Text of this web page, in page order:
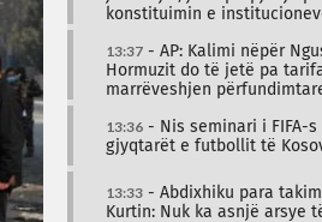
konstituimin e
13:37 - AP: Kalimi nëpër
Hormuzit do të jetë pa
marrëveshjen
13:36 - Nis seminari i FIFA-s
gjyqtarët e futbollit të
13:33 - Abdixhiku para
Kurtin: Nuk ka asnjë arsye